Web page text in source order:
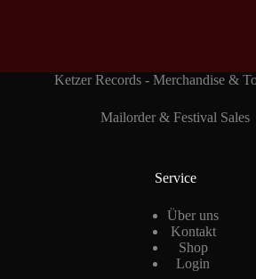
Ketzer Records - Merchandise &
Mailorder & Festival Sales
Service
Über uns
Kontakt
Shop
Login